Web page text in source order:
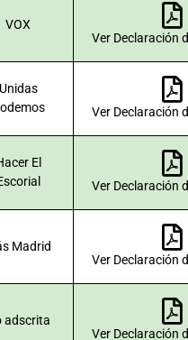
VOX
Ver Declaración
Unidas
Ver Declaración
El
Ver Declaración
Madrid
Ver Declaración
adscrita
Ver Declaración